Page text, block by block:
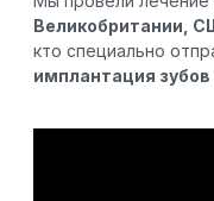
Великобритании,
кто специально
имплантация